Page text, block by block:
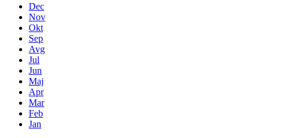
Dec
Nov
Okt
Sep
Avg
Jul
Jun
Maj
Apr
Mar
Feb
Jan